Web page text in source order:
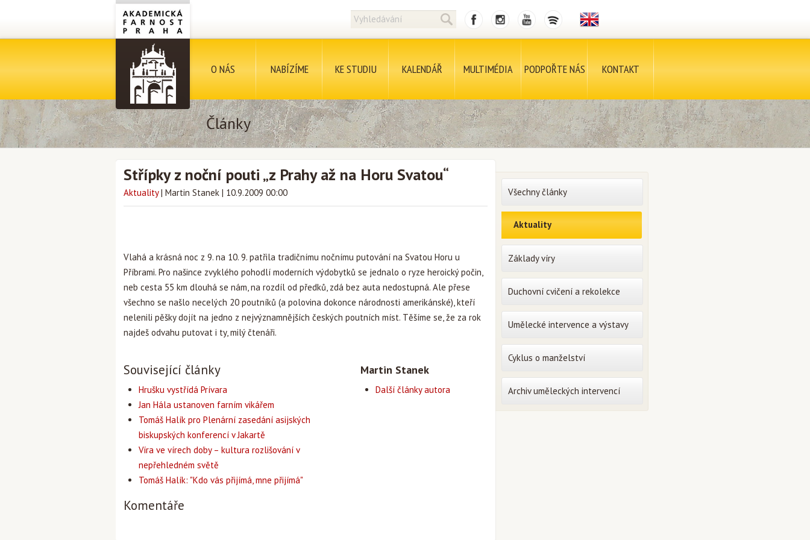
O NÁS NABÍZÍME KE STUDIU KALENDÁŘ MULTIMÉDIA PODPOŘTE NÁS KONTAKT
Články
Střípky z noční pouti „z Prahy až na Horu Svatou“
Aktuality | Martin Stanek | 10.9.2009 00:00
Vlahá a krásná noc z 9. na 10. 9. patřila tradičnímu nočnímu putování na Svatou Horu u
Příbrami. Pro našince zvyklého pohodlí moderních výdobytků se jednalo o ryze heroický počin,
neb cesta 55 km dlouhá se nám, na rozdíl od předků, zdá bez auta nedostupná. Ale přese
všechno se našlo necelých 20 poutníků (a polovina dokonce národnosti amerikánské), kteří
nelenili pěšky dojít na jedno z nejvýznamnějších českých poutních míst. Těšíme se, že za rok
najdeš odvahu putovat i ty, milý čtenáři.
Související články
Hrušku vystřídá Prívara
Jan Hála ustanoven farním vikářem
Tomáš Halík pro Plenární zasedání asijských
biskupských konferencí v Jakartě
Víra ve vírech doby – kultura rozlišování v
nepřehledném světě
Tomáš Halík: "Kdo vás přijímá, mne přijímá"
Martin Stanek
Další články autora
Komentáře
Všechny články
Aktuality
Základy víry
Duchovní cvičení a rekolekce
Umělecké intervence a výstavy
Cyklus o manželství
Archiv uměleckých intervencí